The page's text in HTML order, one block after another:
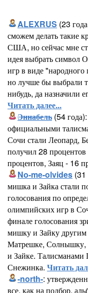
ALEXRUS (23
сможем делать такие
США, но сейчас мне
идея выбрать символ
игр в виде "народного
но лучше бы выбрали
нибудь, да назначили
Читать далее...
Эннабель (54
официальными
Сочи стали Леопард,
получил 28
процентов, Заяц - 16
No-me-olvides (31
мишка и Зайка стали
голосования по
олимпийских игр в
финале голосования
мишку и Зайку
Матрешке,
и Зайке.
Снежинка. Читать
-north-:
все, как на подбор,